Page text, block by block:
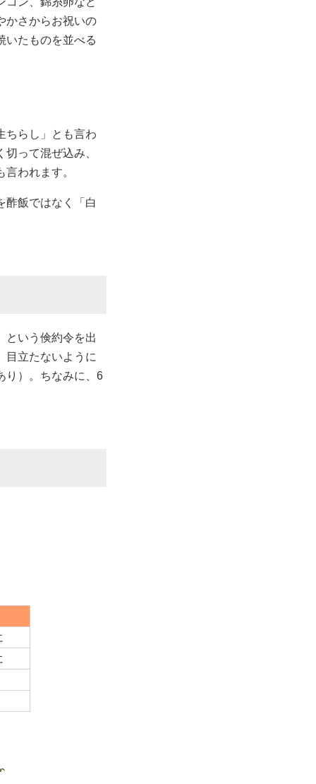
かさからお祝いの
いたものを並べる
ちらし」とも言わ
って混ぜ込み、
われます。
酢飯ではなく「白
という倹約令を出
目立たないように
り）。ちなみに、6